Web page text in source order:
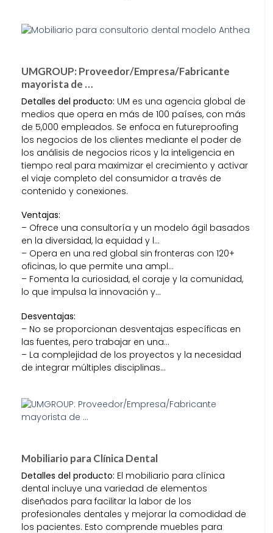
UMGROUP: Proveedor/Empresa/Fabricante
mayorista de …
Detalles del producto: UM es una agencia global de
medios que opera en más de 100 países, con más
de 5,000 empleados. Se enfoca en futureproofing
los negocios de los clientes mediante el poder de
los análisis de negocios ricos y la inteligencia en
tiempo real para maximizar el crecimiento y activar
el viaje completo del consumidor a través de
contenido y conexiones.
Ventajas:
– Ofrece una consultoría y un modelo ágil basados
en la diversidad, la equidad y l…
– Opera en una red global sin fronteras con 120+
oficinas, lo que permite una ampl…
– Fomenta la curiosidad, el coraje y la comunidad,
lo que impulsa la innovación y…
Desventajas:
– No se proporcionan desventajas específicas en
las fuentes, pero trabajar en una…
– La complejidad de los proyectos y la necesidad
de integrar múltiples disciplinas…
Mobiliario para Clínica Dental
Detalles del producto: El mobiliario para clínica
dental incluye una variedad de elementos
diseñados para facilitar la labor de los
profesionales dentales y mejorar la comodidad de
los pacientes. Esto comprende muebles para